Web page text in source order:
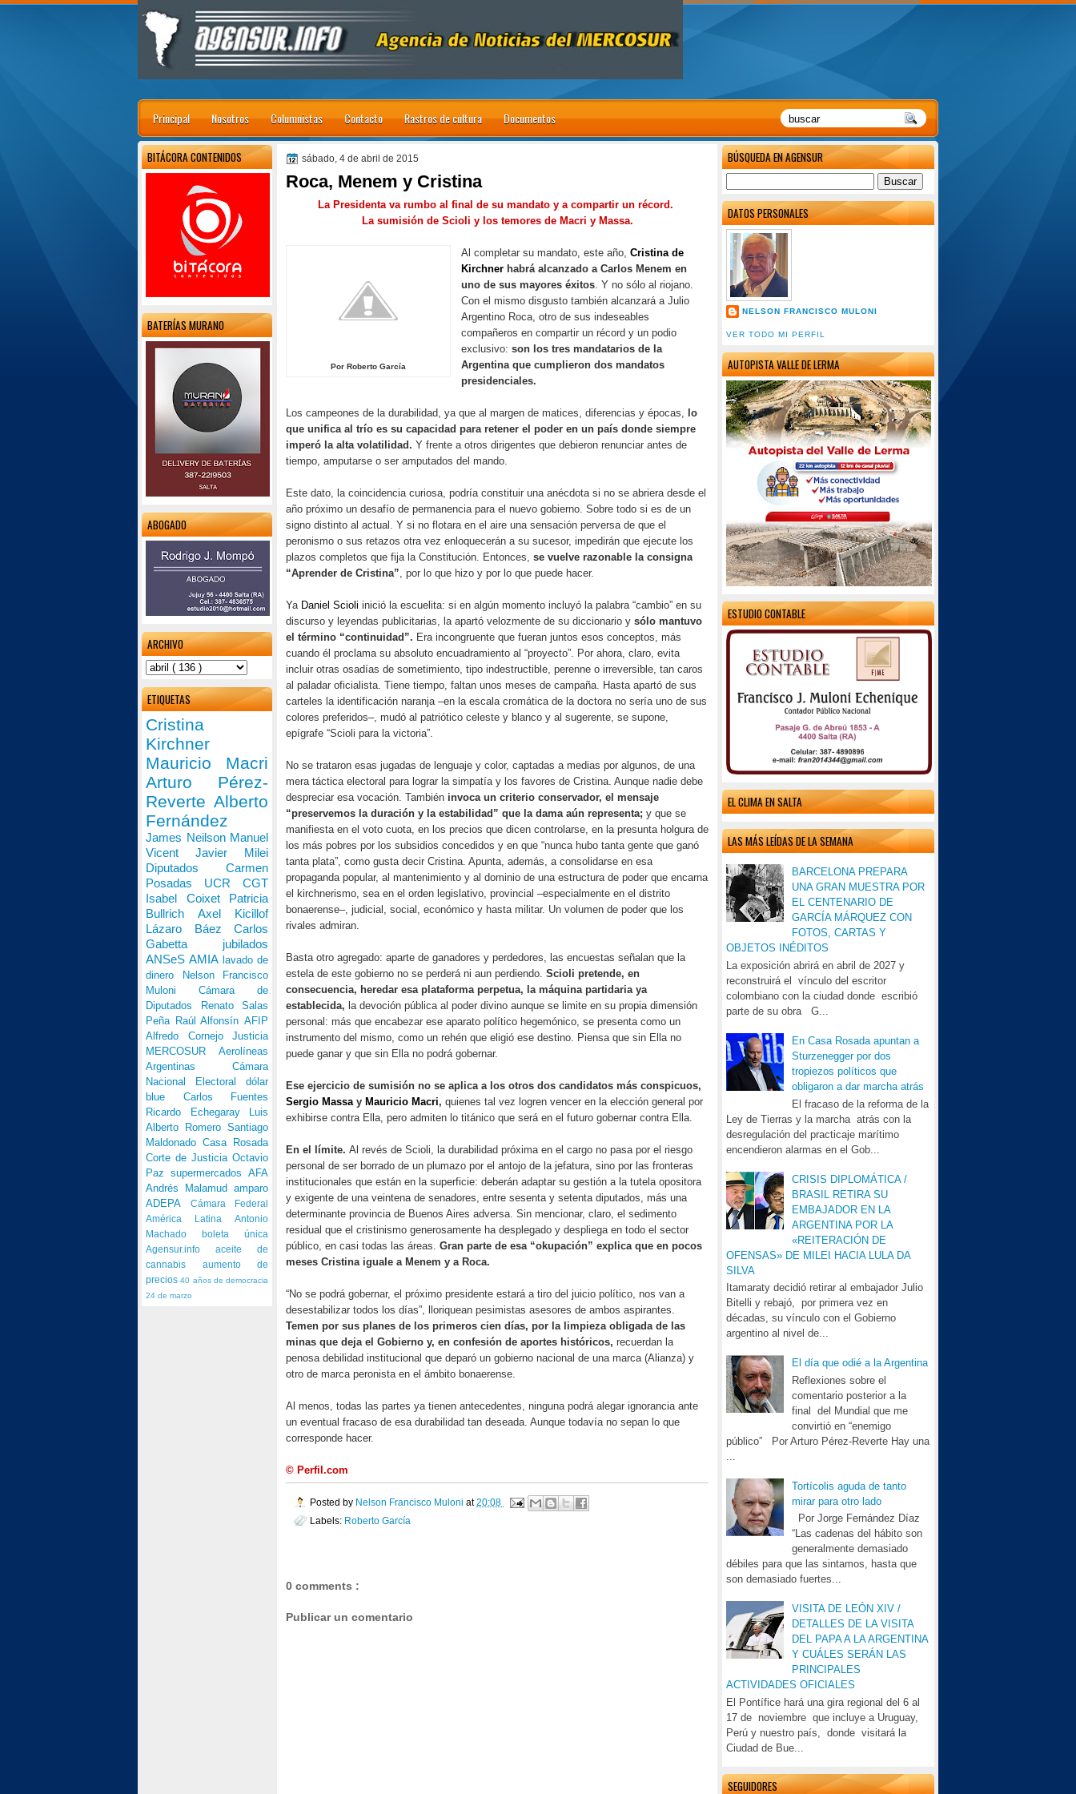
Principal Nosotros Columnistas Contacto Rastros de cultura Documentos
BÚSQUEDA EN AGENSUR
DATOS PERSONALES
NELSON FRANCISCO MULONI
VER TODO MI PERFIL
AUTOPISTA VALLE DE LERMA
ESTUDIO CONTABLE
EL CLIMA EN SALTA
LAS MÁS LEÍDAS DE LA SEMANA
BARCELONA PREPARA
UNA GRAN MUESTRA POR
EL CENTENARIO DE
GARCÍA MÁRQUEZ CON
FOTOS, CARTAS Y
OBJETOS INÉDITOS
La exposición abrirá en abril de 2027 y
reconstruirá el vínculo del escritor
colombiano con la ciudad donde escribió
parte de su obra G...
En Casa Rosada apuntan a
Sturzenegger por dos
tropiezos políticos que
obligaron a dar marcha atrás
El fracaso de la reforma de la
Ley de Tierras y la marcha atrás con la
desregulación del practicaje marítimo
encendieron alarmas en el Gob...
CRISIS DIPLOMÁTICA /
BRASIL RETIRA SU
EMBAJADOR EN LA
ARGENTINA POR LA
«REITERACIÓN DE
OFENSAS» DE MILEI HACIA LULA DA
SILVA
Itamaraty decidió retirar al embajador Julio
Bitelli y rebajó, por primera vez en
décadas, su vínculo con el Gobierno
argentino al nivel de...
El día que odié a la Argentina
Reflexiones sobre el
comentario posterior a la
final del Mundial que me
convirtió en “enemigo
público” Por Arturo Pérez-Reverte Hay una
Tortícolis aguda de tanto
mirar para otro lado
Por Jorge Fernández Díaz
“Las cadenas del hábito son
generalmente demasiado
débiles para que las sintamos, hasta que
son demasiado fuertes...
VISITA DE LEÓN XIV /
DETALLES DE LA VISITA
DEL PAPA A LA ARGENTINA
Y CUÁLES SERÁN LAS
PRINCIPALES
ACTIVIDADES OFICIALES
El Pontífice hará una gira regional del 6 al
17 de noviembre que incluye a Uruguay,
Perú y nuestro país, donde visitará la
Ciudad de Bue...
SEGUIDORES
sábado, 4 de abril de 2015
Roca, Menem y Cristina
La Presidenta va rumbo al final de su mandato y a compartir un récord.
La sumisión de Scioli y los temores de Macri y Massa.
Por Roberto García
Al completar su mandato, este año, Cristina de
Kirchner habrá alcanzado a Carlos Menem en
uno de sus mayores éxitos . Y no sólo al riojano.
Con el mismo disgusto también alcanzará a Julio
Argentino Roca, otro de sus indeseables
compañeros en compartir un récord y un podio
exclusivo: son los tres mandatarios de la
Argentina que cumplieron dos mandatos
presidenciales.
Los campeones de la durabilidad, ya que al margen de matices, diferencias y épocas, lo
que unifica al trío es su capacidad para retener el poder en un país donde siempre
imperó la alta volatilidad. Y frente a otros dirigentes que debieron renunciar antes de
tiempo, amputarse o ser amputados del mando.
Este dato, la coincidencia curiosa, podría constituir una anécdota si no se abriera desde el
año próximo un desafío de permanencia para el nuevo gobierno. Sobre todo si es de un
signo distinto al actual. Y si no flotara en el aire una sensación perversa de que el
peronismo o sus retazos otra vez enloquecerán a su sucesor, impedirán que ejecute los
plazos completos que fija la Constitución. Entonces, se vuelve razonable la consigna
“Aprender de Cristina” , por lo que hizo y por lo que puede hacer.
Ya Daniel Scioli inició la escuelita: si en algún momento incluyó la palabra “cambio” en su
discurso y leyendas publicitarias, la apartó velozmente de su diccionario y sólo mantuvo
el término “continuidad”. Era incongruente que fueran juntos esos conceptos, más
cuando él proclama su absoluto encuadramiento al “proyecto”. Por ahora, claro, evita
incluir otras osadías de sometimiento, tipo indestructible, perenne o irreversible, tan caros
al paladar oficialista. Tiene tiempo, faltan unos meses de campaña. Hasta apartó de sus
carteles la identificación naranja –en la escala cromática de la doctora no sería uno de sus
colores preferidos–, mudó al patriótico celeste y blanco y al sugerente, se supone,
epígrafe “Scioli para la victoria”.
No se trataron esas jugadas de lenguaje y color, captadas a medias por algunos, de una
mera táctica electoral para lograr la simpatía y los favores de Cristina. Aunque nadie debe
despreciar esa vocación. También invoca un criterio conservador, el mensaje
“preservemos la duración y la estabilidad” que la dama aún representa; y que se
manifiesta en el voto cuota, en los precios que dicen controlarse, en la presunta holgura de
los más pobres por los subsidios concedidos y en que “nunca hubo tanta gente que ganó
tanta plata”, como gusta decir Cristina. Apunta, además, a consolidarse en esa
propaganda popular, al mantenimiento y al dominio de una estructura de poder que encarna
el kirchnerismo, sea en el orden legislativo, provincial –especialmente en el distrito
bonaerense–, judicial, social, económico y hasta militar. Un volumen de poder que los
rivales admiran.
Basta otro agregado: aparte de ganadores y perdedores, las encuestas señalan que la
estela de este gobierno no se perderá ni aun perdiendo. Scioli pretende, en
consecuencia, heredar esa plataforma perpetua, la máquina partidaria ya
establecida, la devoción pública al poder divino aunque se limite en su propia dimensión
personal: más que encabezar ese aparato político hegemónico, se presenta como un
instrumento del mismo, como un rehén que eligió ese destino. Piensa que sin Ella no
puede ganar y que sin Ella no podrá gobernar.
Ese ejercicio de sumisión no se aplica a los otros dos candidatos más conspicuos,
Sergio Massa y Mauricio Macri, quienes tal vez logren vencer en la elección general por
exhibirse contra Ella, pero admiten lo titánico que será en el futuro gobernar contra Ella.
En el límite. Al revés de Scioli, la durabilidad próxima en el cargo no pasa por el riesgo
personal de ser borrado de un plumazo por el antojo de la jefatura, sino por las fronteras
institucionales que están en la superficie: deberán adaptar su gestión a la tutela opositora
y exigente de una veintena de senadores, entre sesenta y setenta diputados, más una
determinante provincia de Buenos Aires adversa. Sin mencionar, claro, el sedimento
residual que el cristinismo generosamente ha desplegado y despliega en todo el sector
público, en casi todas las áreas. Gran parte de esa “okupación” explica que en pocos
meses Cristina iguale a Menem y a Roca.
“No se podrá gobernar, el próximo presidente estará a tiro del juicio político, nos van a
desestabilizar todos los días”, lloriquean pesimistas asesores de ambos aspirantes.
Temen por sus planes de los primeros cien días, por la limpieza obligada de las
minas que deja el Gobierno y, en confesión de aportes históricos, recuerdan la
penosa debilidad institucional que deparó un gobierno nacional de una marca (Alianza) y
otro de marca peronista en el ámbito bonaerense.
Al menos, todas las partes ya tienen antecedentes, ninguna podrá alegar ignorancia ante
un eventual fracaso de esa durabilidad tan deseada. Aunque todavía no sepan lo que
corresponde hacer.
© Perfil.com
Posted by Nelson Francisco Muloni at20:08
Labels: Roberto García
0 comments :
Publicar un comentario
BITÁCORA CONTENIDOS
BATERÍAS MURANO
ABOGADO
ARCHIVO
ETIQUETAS
Cristina
Kirchner
Mauricio Macri
Arturo Pérez-
Reverte Alberto
Fernández
James Neilson Manuel
Vicent Javier Milei
Diputados Carmen
Posadas UCR CGT
Isabel Coixet Patricia
Bullrich Axel Kicillof
Lázaro Báez Carlos
Gabetta jubilados
ANSeSAMIA lavado de
dinero
Nelson Francisco
Muloni Cámara de
Diputados
Renato Salas
Peña Raúl AlfonsínAFIP
Alfredo Cornejo Justicia
MERCOSUR Aerolíneas
Argentinas Cámara
Nacional Electoral dólar
blue Carlos Fuentes
Ricardo Echegaray
Luis
Alberto Romero Santiago
Maldonado Casa Rosada
Corte de Justicia Octavio
Paz supermercados AFA
Andrés Malamud amparo
ADEPA
Cámara Federal
América Latina Antonio
Machado boleta única
Agensur.info aceite de
cannabis aumento de
precios40 años de democracia
24 de marzo